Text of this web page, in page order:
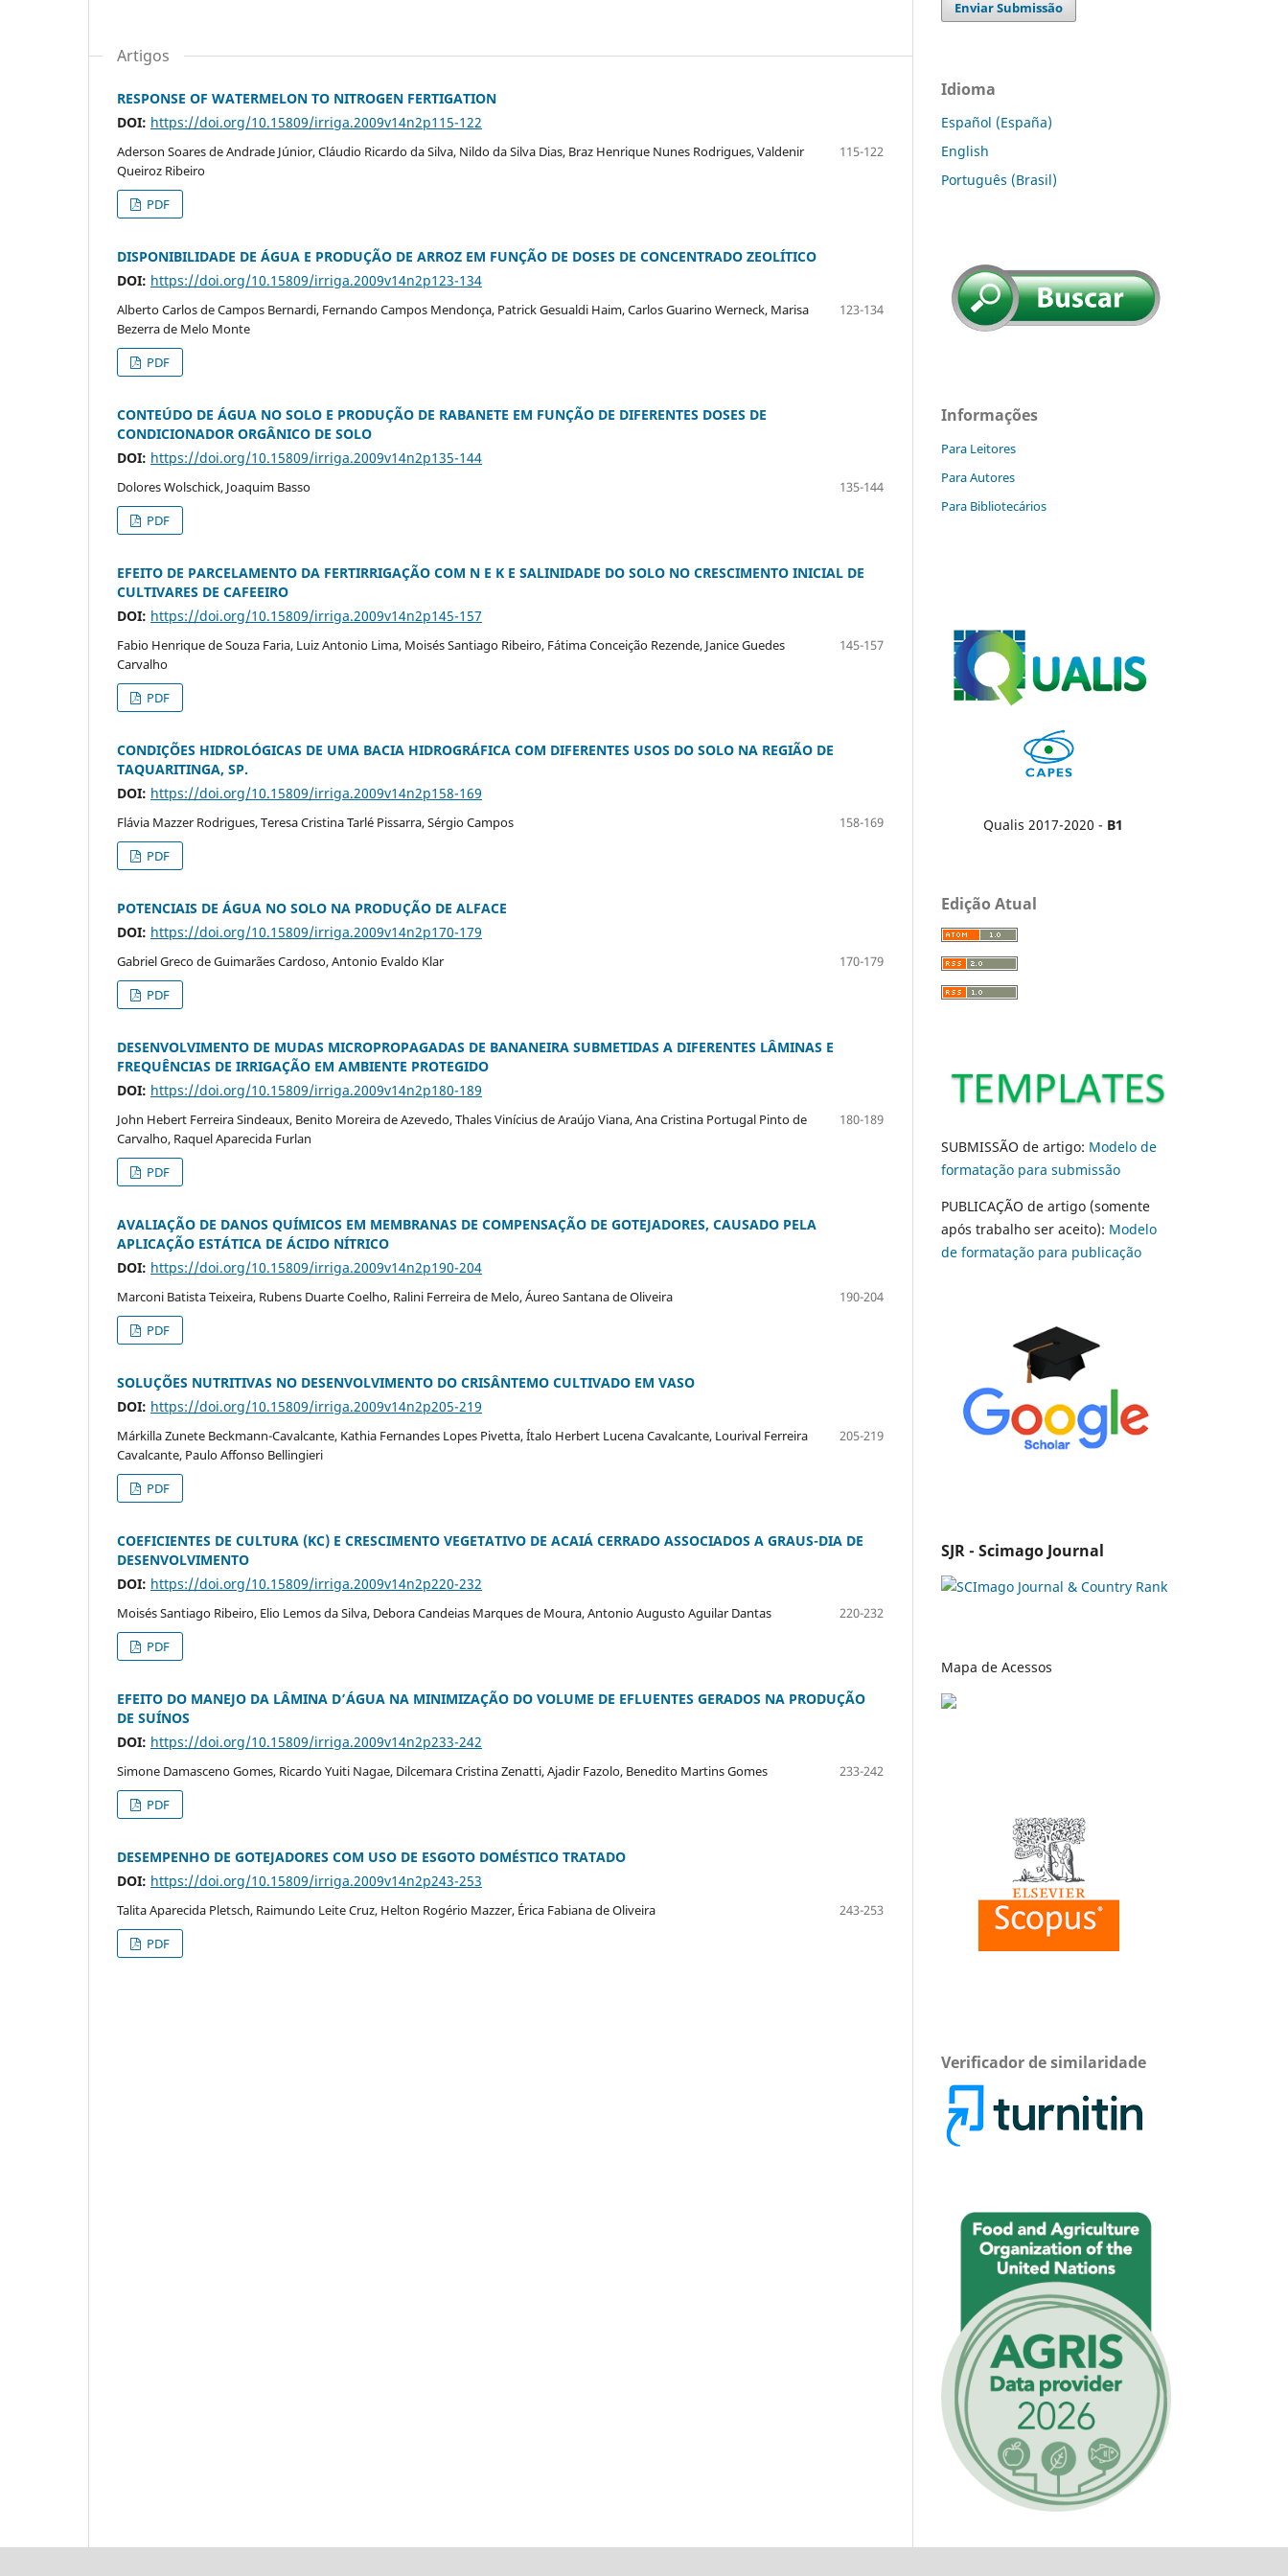
Artigos
RESPONSE OF WATERMELON TO NITROGEN FERTIGATION
DOI: https://doi.org/10.15809/irriga.2009v14n2p115-122
Aderson Soares de Andrade Júnior, Cláudio Ricardo da Silva, Nildo da Silva Dias, Braz Henrique Nunes Rodrigues, Valdenir
Queiroz Ribeiro
115-122
PDF
DISPONIBILIDADE DE ÁGUA E PRODUÇÃO DE ARROZ EM FUNÇÃO DE DOSES DE CONCENTRADO ZEOLÍTICO
DOI: https://doi.org/10.15809/irriga.2009v14n2p123-134
Alberto Carlos de Campos Bernardi, Fernando Campos Mendonça, Patrick Gesualdi Haim, Carlos Guarino Werneck, Marisa
Bezerra de Melo Monte
123-134
PDF
CONTEÚDO DE ÁGUA NO SOLO E PRODUÇÃO DE RABANETE EM FUNÇÃO DE DIFERENTES DOSES DE
CONDICIONADOR ORGÂNICO DE SOLO
DOI: https://doi.org/10.15809/irriga.2009v14n2p135-144
Dolores Wolschick, Joaquim Basso
135-144
PDF
EFEITO DE PARCELAMENTO DA FERTIRRIGAÇÃO COM N E K E SALINIDADE DO SOLO NO CRESCIMENTO INICIAL DE
CULTIVARES DE CAFEEIRO
DOI: https://doi.org/10.15809/irriga.2009v14n2p145-157
Fabio Henrique de Souza Faria, Luiz Antonio Lima, Moisés Santiago Ribeiro, Fátima Conceição Rezende, Janice Guedes
Carvalho
145-157
PDF
CONDIÇÕES HIDROLÓGICAS DE UMA BACIA HIDROGRÁFICA COM DIFERENTES USOS DO SOLO NA REGIÃO DE
TAQUARITINGA, SP.
DOI: https://doi.org/10.15809/irriga.2009v14n2p158-169
Flávia Mazzer Rodrigues, Teresa Cristina Tarlé Pissarra, Sérgio Campos
158-169
PDF
POTENCIAIS DE ÁGUA NO SOLO NA PRODUÇÃO DE ALFACE
DOI: https://doi.org/10.15809/irriga.2009v14n2p170-179
Gabriel Greco de Guimarães Cardoso, Antonio Evaldo Klar
170-179
PDF
DESENVOLVIMENTO DE MUDAS MICROPROPAGADAS DE BANANEIRA SUBMETIDAS A DIFERENTES LÂMINAS E
FREQUÊNCIAS DE IRRIGAÇÃO EM AMBIENTE PROTEGIDO
DOI: https://doi.org/10.15809/irriga.2009v14n2p180-189
John Hebert Ferreira Sindeaux, Benito Moreira de Azevedo, Thales Vinícius de Araújo Viana, Ana Cristina Portugal Pinto de
Carvalho, Raquel Aparecida Furlan
180-189
PDF
AVALIAÇÃO DE DANOS QUÍMICOS EM MEMBRANAS DE COMPENSAÇÃO DE GOTEJADORES, CAUSADO PELA
APLICAÇÃO ESTÁTICA DE ÁCIDO NÍTRICO
DOI: https://doi.org/10.15809/irriga.2009v14n2p190-204
Marconi Batista Teixeira, Rubens Duarte Coelho, Ralini Ferreira de Melo, Áureo Santana de Oliveira
190-204
PDF
SOLUÇÕES NUTRITIVAS NO DESENVOLVIMENTO DO CRISÂNTEMO CULTIVADO EM VASO
DOI: https://doi.org/10.15809/irriga.2009v14n2p205-219
Márkilla Zunete Beckmann-Cavalcante, Kathia Fernandes Lopes Pivetta, Ítalo Herbert Lucena Cavalcante, Lourival Ferreira
Cavalcante, Paulo Affonso Bellingieri
205-219
PDF
COEFICIENTES DE CULTURA (KC) E CRESCIMENTO VEGETATIVO DE ACAIÁ CERRADO ASSOCIADOS A GRAUS-DIA DE
DESENVOLVIMENTO
DOI: https://doi.org/10.15809/irriga.2009v14n2p220-232
Moisés Santiago Ribeiro, Elio Lemos da Silva, Debora Candeias Marques de Moura, Antonio Augusto Aguilar Dantas
220-232
PDF
EFEITO DO MANEJO DA LÂMINA D’ÁGUA NA MINIMIZAÇÃO DO VOLUME DE EFLUENTES GERADOS NA PRODUÇÃO
DE SUÍNOS
DOI: https://doi.org/10.15809/irriga.2009v14n2p233-242
Simone Damasceno Gomes, Ricardo Yuiti Nagae, Dilcemara Cristina Zenatti, Ajadir Fazolo, Benedito Martins Gomes
233-242
PDF
DESEMPENHO DE GOTEJADORES COM USO DE ESGOTO DOMÉSTICO TRATADO
DOI: https://doi.org/10.15809/irriga.2009v14n2p243-253
Talita Aparecida Pletsch, Raimundo Leite Cruz, Helton Rogério Mazzer, Érica Fabiana de Oliveira
243-253
PDF
Enviar Submissão
Idioma
Español (España)
English
Português (Brasil)
Informações
Para Leitores
Para Autores
Para Bibliotecários
Qualis 2017-2020 - B1
Edição Atual
SUBMISSÃO de artigo: Modelo de
formatação para submissão
PUBLICAÇÃO de artigo (somente
após trabalho ser aceito): Modelo
de formatação para publicação
SJR - Scimago Journal
Mapa de Acessos
Verificador de similaridade